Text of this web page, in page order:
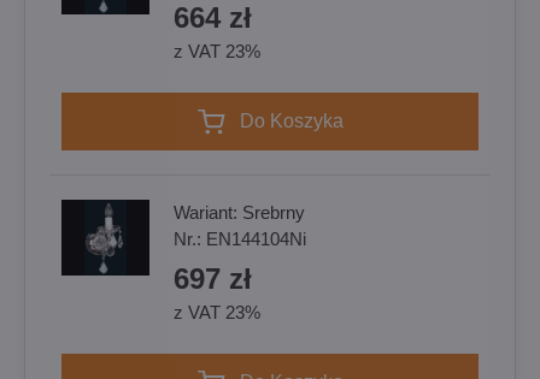
664 zł
z VAT 23%
Do Koszyka
Wariant: Srebrny
Nr.: EN144104Ni
697 zł
z VAT 23%